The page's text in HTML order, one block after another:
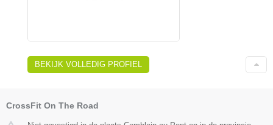
BEKIJK VOLLEDIG PROFIEL
CrossFit On The Road